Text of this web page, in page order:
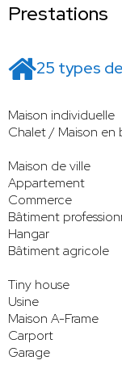
Prestations
25 types
Maison individuelle
Chalet / Maison en
Maison de ville
Appartement
Commerce
Bâtiment
Hangar
Bâtiment agricole
Tiny house
Usine
Maison A-Frame
Carport
Garage